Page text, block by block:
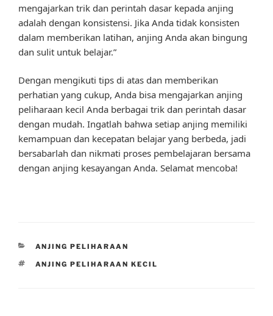
mengajarkan trik dan perintah dasar kepada anjing
adalah dengan konsistensi. Jika Anda tidak konsisten
dalam memberikan latihan, anjing Anda akan bingung
dan sulit untuk belajar.”
Dengan mengikuti tips di atas dan memberikan
perhatian yang cukup, Anda bisa mengajarkan anjing
peliharaan kecil Anda berbagai trik dan perintah dasar
dengan mudah. Ingatlah bahwa setiap anjing memiliki
kemampuan dan kecepatan belajar yang berbeda, jadi
bersabarlah dan nikmati proses pembelajaran bersama
dengan anjing kesayangan Anda. Selamat mencoba!
CATEGORIES
ANJING PELIHARAAN
TAGS
ANJING PELIHARAAN KECIL